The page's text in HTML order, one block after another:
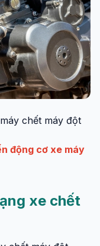
chết máy đột
động cơ xe máy
xe chết